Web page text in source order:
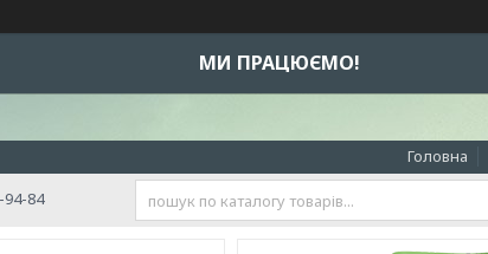
МИ ПРАЦЮЄМО!
Головна
94-84